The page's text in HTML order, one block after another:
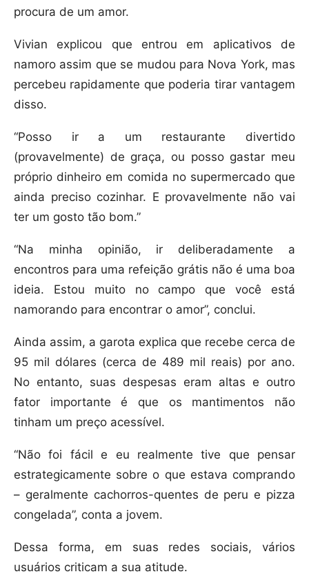
procura de um amor.
Vivian explicou que entrou em aplicativos de
namoro assim que se mudou para Nova York, mas
percebeu rapidamente que poderia tirar vantagem
disso.
“Posso ir a um restaurante divertido
(provavelmente) de graça, ou posso gastar meu
próprio dinheiro em comida no supermercado que
ainda preciso cozinhar. E provavelmente não vai
ter um gosto tão bom.”
“Na minha opinião, ir deliberadamente a
encontros para uma refeição grátis não é uma boa
ideia. Estou muito no campo que você está
namorando para encontrar o amor”, conclui.
Ainda assim, a garota explica que recebe cerca de
95 mil dólares (cerca de 489 mil reais) por ano.
No entanto, suas despesas eram altas e outro
fator importante é que os mantimentos não
tinham um preço acessível.
“Não foi fácil e eu realmente tive que pensar
estrategicamente sobre o que estava comprando
– geralmente cachorros-quentes de peru e pizza
congelada”, conta a jovem.
Dessa forma, em suas redes sociais, vários
usuários criticam a sua atitude.